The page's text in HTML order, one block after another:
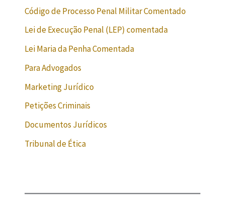
Código de Processo Penal Militar Comentado
Lei de Execução Penal (LEP) comentada
Lei Maria da Penha Comentada
Para Advogados
Marketing Jurídico
Petições Criminais
Documentos Jurídicos
Tribunal de Ética